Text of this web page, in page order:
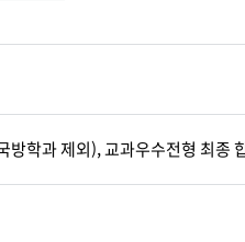
학과 제외), 교과우수전형 최종